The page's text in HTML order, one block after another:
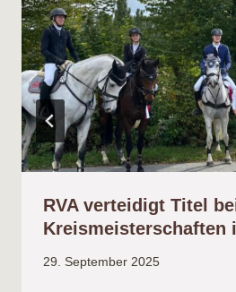
RVA verteidigt Titel
Kreismeisterschaften
29. September 2025